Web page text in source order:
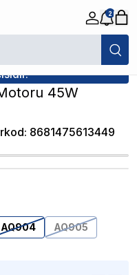
2
AQ904 Sump Motoru
45W
: 8681475613449
AQ904
AQ905